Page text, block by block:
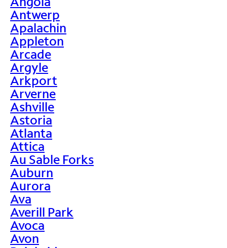
Antwerp
Apalachin
Appleton
Arcade
Argyle
Arkport
Arverne
Ashville
Astoria
Atlanta
Attica
Au Sable Forks
Auburn
Aurora
Ava
Averill Park
Avoca
Avon